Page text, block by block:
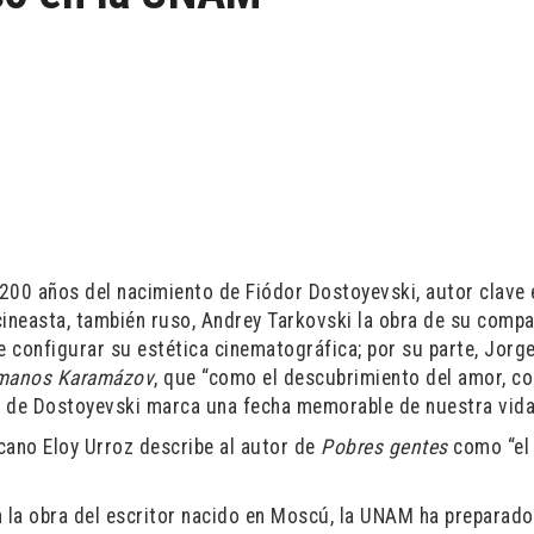
años del nacimiento de Fiódor Dostoyevski, autor clave
también ruso, Andrey Tarkovski la obra de su
configurar su estética cinematográfica; por su parte,
Karamázov, que “como el descubrimiento del amor,
Dostoyevski marca una fecha memorable de nuestra
Eloy Urroz describe al autor de Pobres gentescomo “el
obra del escritor nacido en Moscú, la UNAM ha